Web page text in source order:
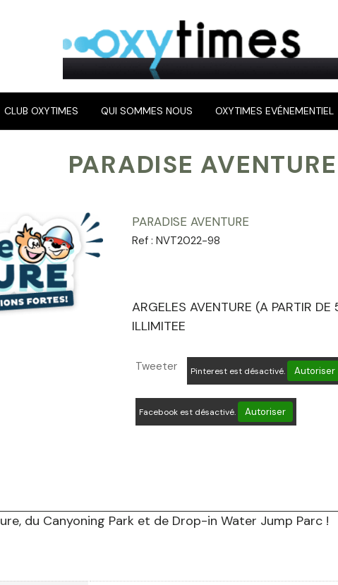
CLUB OXYTIMES QUI SOMMES NOUS OXYTIMES EVÉNEMENTIEL
PARADISE AVENTURE
PARADISE AVENTURE
Ref : NVT2022-98
ARGELES AVENTURE (A PARTIR
ILLIMITEE
Tweeter Pinterest est désactivé. Autoriser
Facebook est désactivé. Autoriser
du Canyoning Park et de Drop-in Water Jump Parc !